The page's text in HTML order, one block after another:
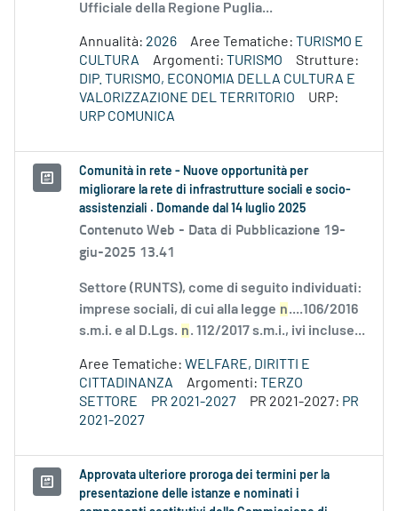
Ufficiale della Regione Puglia...
Annualità: 2026 Aree Tematiche: TURISMO E
CULTURA
Argomenti: TURISMO
Strutture:
DIP. TURISMO, ECONOMIA DELLA CULTURA E
VALORIZZAZIONE DEL TERRITORIO
URP:
URP COMUNICA
Comunità in rete - Nuove opportunità per
migliorare la rete di infrastrutture sociali e socio-
assistenziali . Domande dal 14 luglio 2025
Contenuto Web - Data di Pubblicazione 19-
giu-2025 13.41
Settore (RUNTS), come di seguito individuati:
imprese sociali, di cui alla legge n....106/2016
s.m.i. e al D.Lgs. n. 112/2017 s.m.i., ivi incluse...
Aree Tematiche: WELFARE, DIRITTI E
CITTADINANZA
Argomenti: TERZO
SETTORE
PR 2021-2027 PR 2021-2027: PR
2021-2027
Approvata ulteriore proroga dei termini per la
presentazione delle istanze e nominati i